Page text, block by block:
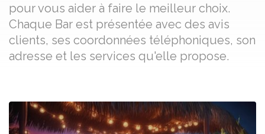
pour vous aider à faire le meilleur choix.
Chaque Bar est présentée avec des avis
clients, ses coordonnées téléphoniques, son
adresse et les services qu'elle propose.